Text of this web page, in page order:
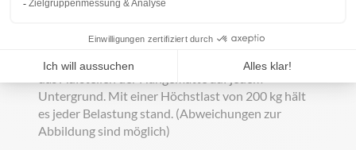
einem Holzstab, einer Kordel und einem
Gestell befestigt werden. Das Gestell aus
pulverbeschichtetem Stahl ist stabil und ermöglicht
Untergrund. Mit einer Höchstlast von 200 kg hält
es jeder Belastung stand. (Abweichungen zur
Abbildung sind möglich)